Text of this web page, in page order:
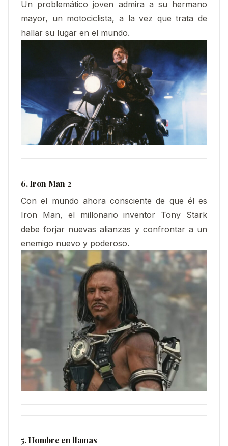
Un problemático joven admira a su hermano
mayor, un motociclista, a la vez que trata de
hallar su lugar en el mundo.
6. Iron Man 2
Con el mundo ahora consciente de que él es
Iron Man, el millonario inventor Tony Stark
debe forjar nuevas alianzas y confrontar a un
enemigo nuevo y poderoso.
5. Hombre en llamas